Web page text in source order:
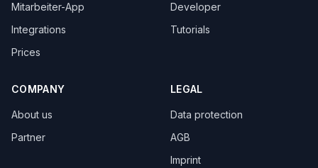
Mitarbeiter-App
Integrations
Prices
Developer
Tutorials
COMPANY
About us
Partner
LEGAL
Data protection
AGB
Imprint